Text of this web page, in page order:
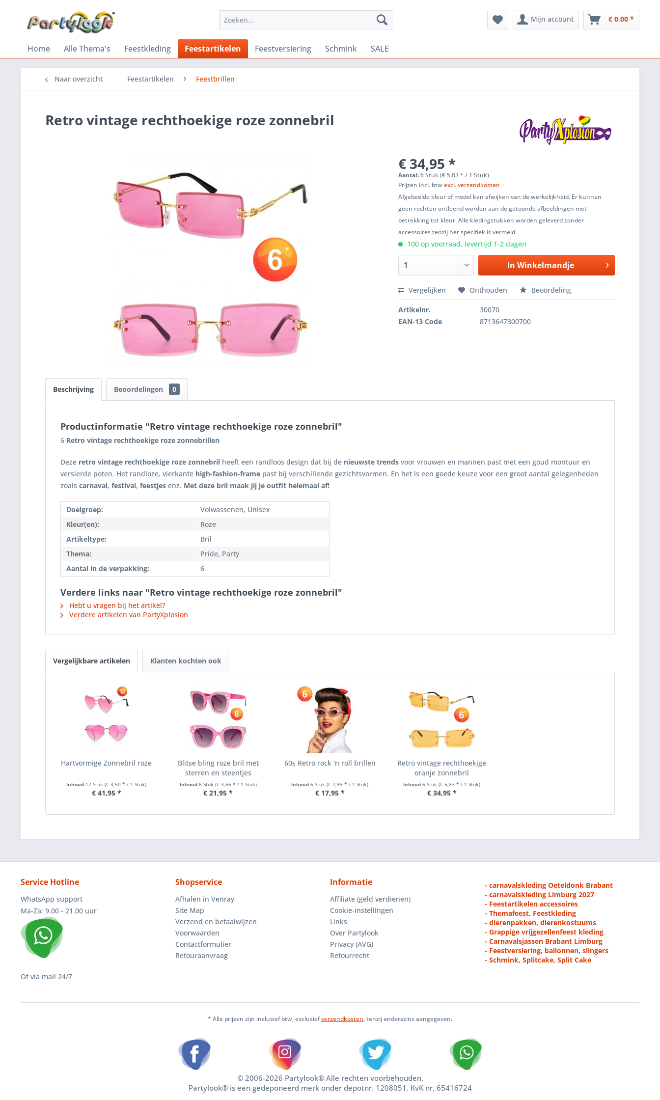
Mijn account € 0,00 *
Home Alle Thema's Feestkleding Feestartikelen Feestversiering Schmink SALE
Naar overzicht Feestartikelen Feestbrillen
Retro vintage rechthoekige roze zonnebril
€ 34,95 *
Aantal:6 Stuk (€ 5,83 * / 1 Stuk)
Prijzen incl. btwexcl. verzendkosten
Afgebeelde kleur of model kan afwijken van de werkelijkheid. Er kunnen
geen rechten ontleend worden aan de getoonde afbeeldingen met
betrekking tot kleur. Alle kledingstukken worden geleverd zonder
accessoires tenzij het specifiek is vermeld.
100 op voorraad, levertijd 1-2 dagen
In Winkelmandje
Vergelijken Onthouden Beoordeling
Artikelnr.
30070
EAN-13 Code
8713647300700
Beschrijving Beoordelingen 0
Productinformatie "Retro vintage rechthoekige roze zonnebril"
6 Retro vintage rechthoekige roze zonnebrillen
Deze retro vintage rechthoekige roze zonnebril heeft een randloos design dat bij de nieuwste trends voor vrouwen en mannen past met een goud montuur en
versierde poten. Het randloze, vierkante high-fashion-frame past bij verschillende gezichtsvormen. En het is een goede keuze voor een groot aantal gelegenheden
zoals carnaval, festival, feestjes enz. Met deze bril maak jij je outfit helemaal af!
Doelgroep:
Volwassenen, Unisex
Kleur(en):
Roze
Artikeltype:
Bril
Thema:
Pride, Party
Aantal in de verpakking:
6
Verdere links naar "Retro vintage rechthoekige roze zonnebril"
Hebt u vragen bij het artikel?
Verdere artikelen van PartyXplosion
Vergelijkbare artikelen Klanten kochten ook
Hartvormige Zonnebril roze
Inhoud 12 Stuk(€ 3,50 * / 1 Stuk)
€ 41,95 *
Blitse bling roze bril met
sterren en steentjes
Inhoud 6 Stuk (€ 3,66 * / 1 Stuk)
€ 21,95 *
60s Retro rock 'n roll brillen
Inhoud6 Stuk(€ 2,99 * / 1 Stuk)
€ 17,95 *
Retro vintage rechthoekige
oranje zonnebril
Inhoud6 Stuk(€ 5,83 * / 1 Stuk)
€ 34,95 *
Service Hotline
WhatsApp support
Ma-Za: 9.00 - 21.00 uur
Of via mail 24/7
Shopservice
Afhalen in Venray
Site Map
Verzend en betaalwijzen
Voorwaarden
Contactformulier
Retouraanvraag
Informatie
Affiliate (geld verdienen)
Cookie-instellingen
Links
Over Partylook
Privacy (AVG)
Retourrecht
- carnavalskleding Oeteldonk Brabant
- carnavalskleding Limburg 2027
- Feestartikelen accessoires
- Themafeest, Feestkleding
- dierenpakken, dierenkostuums
- Grappige vrijgezellenfeest kleding
- Carnavalsjassen Brabant Limburg
- Feestversiering, ballonnen, slingers
- Schmink, Splitcake, Split Cake
* Alle prijzen zijn inclusief btw, exclusiefverzendkosten, tenzij anderszins aangegeven.
© 2006-2026 Partylook® Alle rechten voorbehouden.
Partylook® is een gedeponeerd merk onder depotnr. 1208051. KvK nr. 65416724